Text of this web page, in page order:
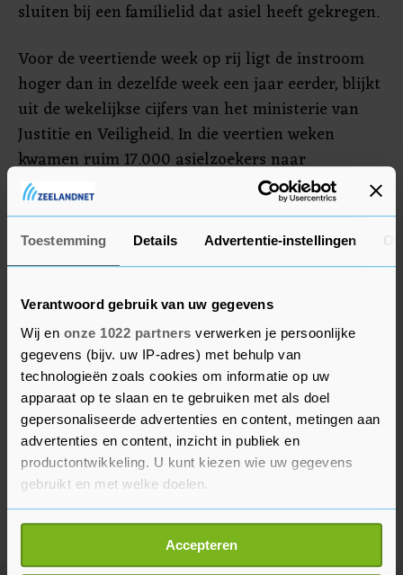
Toestemming Details Advertentie-instellingen
Verantwoord gebruik van uw gegevens
Wij en onze 1022 partners verwerken je persoonlijke
gegevens (bijv. uw IP-adres) met behulp van
technologieën zoals cookies om informatie op uw
apparaat op te slaan en te gebruiken met als doel
gepersonaliseerde advertenties en content, metingen aan
advertenties en content, inzicht in publiek en
productontwikkeling. U kunt kiezen wie uw gegevens
gebruikt en met welke doelen.
Als u het toestaat, willen we ook graag:
Informatie verzamelen over uw geografische
Accepteren
sluiten bij een familielid dat asiel heeft gekregen.
Voor de veertiende week op rij ligt de instroom
hoger dan in dezelfde week een jaar eerder, blijkt
uit de wekelijkse cijfers van het ministerie van
Justitie en Veiligheid. In die veertien weken
kwamen ruim 17.000 asielzoekers naar
Nederland, tegen ongeveer 13.000 in diezelfde
weken een jaar eerder.